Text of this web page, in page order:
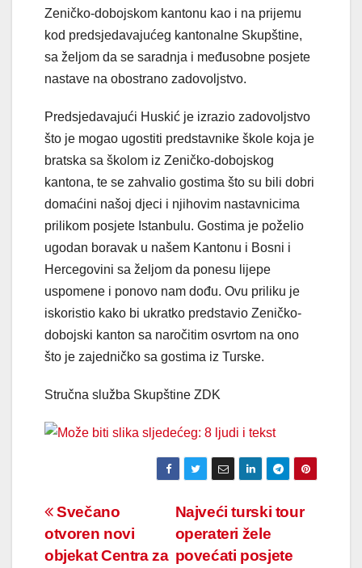
Zeničko-dobojskom kantonu kao i na prijemu
kod predsjedavajućeg kantonalne Skupštine,
sa željom da se saradnja i međusobne posjete
nastave na obostrano zadovoljstvo.
Predsjedavajući Huskić je izrazio zadovoljstvo
što je mogao ugostiti predstavnike škole koja je
bratska sa školom iz Zeničko-dobojskog
kantona, te se zahvalio gostima što su bili dobri
domaćini našoj djeci i njihovim nastavnicima
prilikom posjete Istanbulu. Gostima je poželio
ugodan boravak u našem Kantonu i Bosni i
Hercegovini sa željom da ponesu lijepe
uspomene i ponovo nam dođu. Ovu priliku je
iskoristio kako bi ukratko predstavio Zeničko-
dobojski kanton sa naročitim osvrtom na ono
što je zajedničko sa gostima iz Turske.
Stručna služba Skupštine ZDK
Navigacija
članaka
Najveći turski tour
operateri žele
povećati posjete
Svečano
otvoren novi
objekat Centra za